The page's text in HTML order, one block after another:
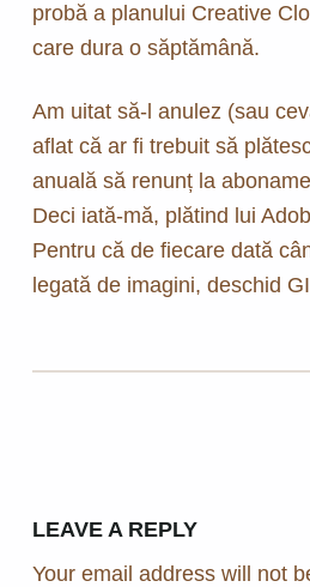
probă a planului Creative
care dura o săptămână.
Am uitat să-l anulez (sau
aflat că ar fi trebuit să
anuală să renunț la
Deci iată-mă, plătind lui
Pentru că de fiecare dată
legată de imagini, deschid
LEAVE A REPLY
Your email address will not